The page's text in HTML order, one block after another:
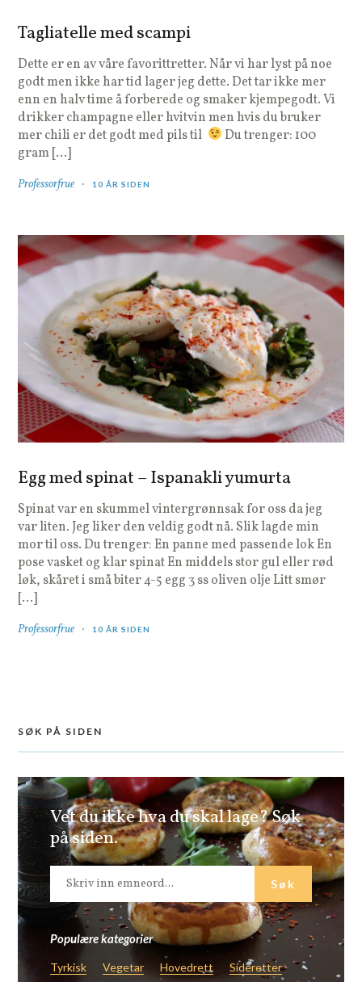
Tagliatelle med scampi
Dette er en av våre favorittretter. Når vi har lyst på noe
godt men ikke har tid lager jeg dette. Det tar ikke mer
enn en halv time å forberede og smaker kjempegodt. Vi
drikker champagne eller hvitvin men hvis du bruker
mer chili er det godt med pils til
Du trenger: 100
gram […]
Professorfrue 10 ÅR SIDEN
Egg med spinat – Ispanakli yumurta
Spinat var en skummel vintergrønnsak for oss da jeg
var liten. Jeg liker den veldig godt nå. Slik lagde min
mor til oss. Du trenger: En panne med passende lok En
pose vasket og klar spinat En middels stor gul eller rød
løk, skåret i små biter 4-5 egg 3 ss oliven olje Litt smør
[…]
Professorfrue 10 ÅR SIDEN
SØK PÅ SIDEN
Vet du ikke hva du skal lage? Søk
på siden.
Populære kategorier
Tyrkisk Vegetar Hovedrett Sideretter